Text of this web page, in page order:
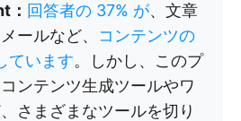
： 回答者の 37% が、文章
ールなど、 コンテンツの
ています。しかし、このプ
ンテンツ生成ツールやワ
さまざまなツールを切り